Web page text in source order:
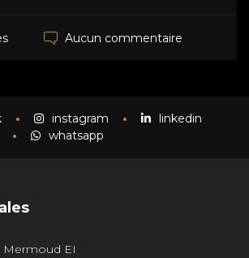
Aucun commentaire
instagram
linkedin
whatsapp
Mermoud EI